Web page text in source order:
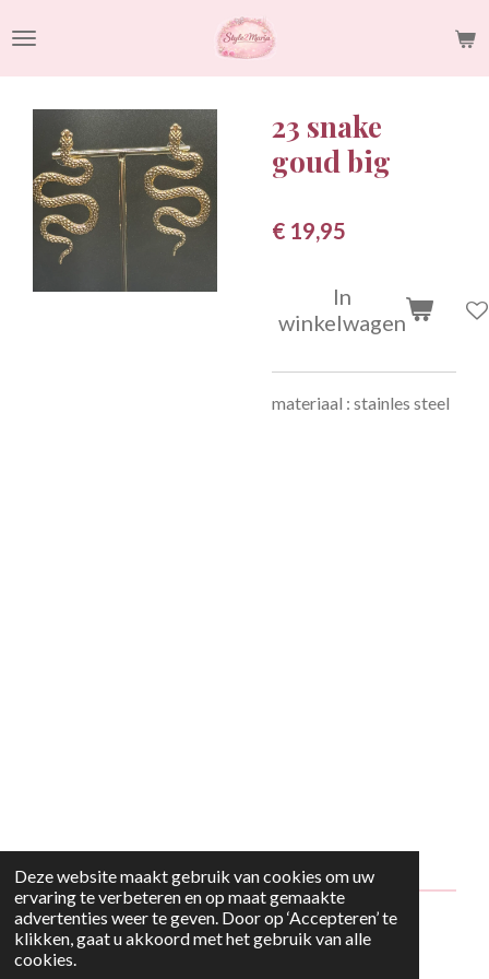
Deze website maakt gebruik van cookies om uw
ervaring te verbeteren en op maat gemaakte
advertenties weer te geven. Door op ‘Accepteren’ te
klikken, gaat u akkoord met het gebruik van alle
cookies.
direct
naar
hoofdinhoud
23 snake
goud big
€ 19,95
In
winkelwagen
materiaal : stainles steel
© 2024 - 2026 Style2Maria
Powered by